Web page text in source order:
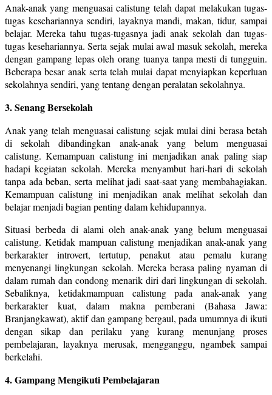
Anak-anak yang menguasai calistung telah dapat melakukan tugas-
tugas kesehariannya sendiri, layaknya mandi, makan, tidur, sampai
belajar. Mereka tahu tugas-tugasnya jadi anak sekolah dan tugas-
tugas kesehariannya. Serta sejak mulai awal masuk sekolah, mereka
dengan gampang lepas oleh orang tuanya tanpa mesti di tungguin.
Beberapa besar anak serta telah mulai dapat menyiapkan keperluan
sekolahnya sendiri, yang tentang dengan peralatan sekolahnya.
3. Senang Bersekolah
Anak yang telah menguasai calistung sejak mulai dini berasa betah
di sekolah dibandingkan anak-anak yang belum menguasai
calistung. Kemampuan calistung ini menjadikan anak paling siap
hadapi kegiatan sekolah. Mereka menyambut hari-hari di sekolah
tanpa ada beban, serta melihat jadi saat-saat yang membahagiakan.
Kemampuan calistung ini menjadikan anak melihat sekolah dan
belajar menjadi bagian penting dalam kehidupannya.
Situasi berbeda di alami oleh anak-anak yang belum menguasai
calistung. Ketidak mampuan calistung menjadikan anak-anak yang
berkarakter introvert, tertutup, penakut atau pemalu kurang
menyenangi lingkungan sekolah. Mereka berasa paling nyaman di
dalam rumah dan condong menarik diri dari lingkungan di sekolah.
Sebaliknya, ketidakmampuan calistung pada anak-anak yang
berkarakter kuat, dalam makna pemberani (Bahasa Jawa:
Branjangkawat), aktif dan gampang bergaul, pada umumnya di ikuti
dengan sikap dan perilaku yang kurang menunjang proses
pembelajaran, layaknya merusak, mengganggu, ngambek sampai
berkelahi.
4. Gampang Mengikuti Pembelajaran